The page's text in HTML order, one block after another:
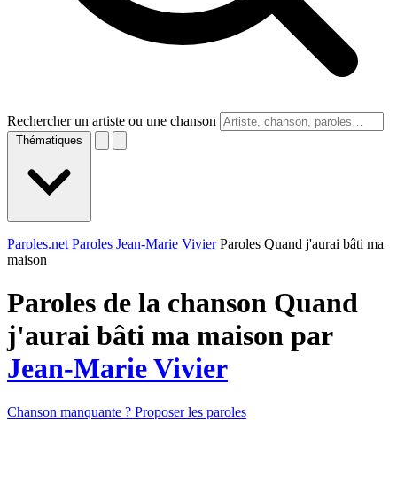
Rechercher un artiste ou une chanson
Thématiques
Paroles.net Paroles Jean-Marie Vivier Paroles Quand j'aurai bâti ma
maison
Paroles de la chanson Quand
j'aurai bâti ma maison par
Jean-Marie Vivier
Chanson manquante ? Proposer les paroles